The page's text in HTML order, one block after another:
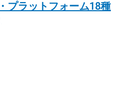
プラットフォーム18種